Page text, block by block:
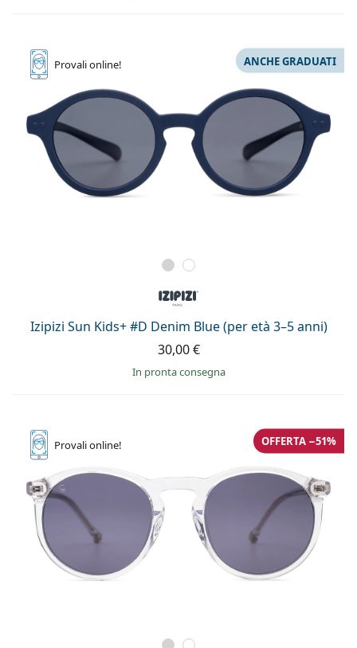
Provalionline!
Izipizi Sun Kids+ #D Denim Blue (per età 3–5 anni)
ANCHE GRADUATI
30,00 €
in pronta consegna
Provalionline! OFFERTA −51%